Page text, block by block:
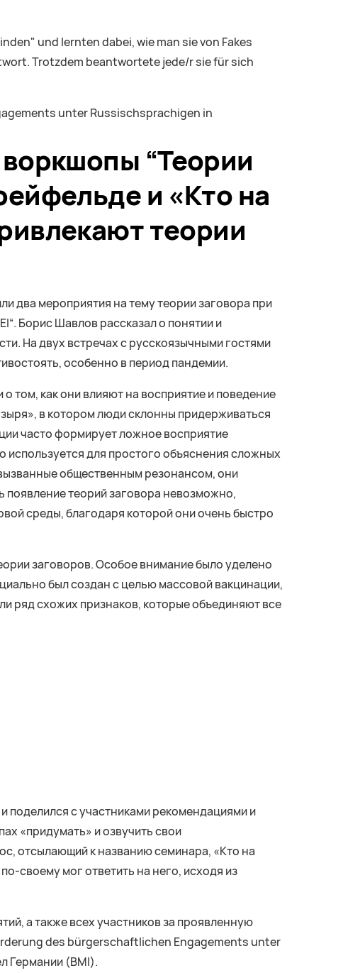
und lernten dabei, wie man sie von Fakes
Trotzdem beantwortete jede/r sie für sich
unter Russischsprachigen in
воркшопы “Теории
и «Кто на
теории
два мероприятия на тему теории заговора при
Борис Шавлов рассказал о понятии и
На двух встречах с русскоязычными гостями
особенно в период пандемии.
том, как они влияют на восприятие и поведение
в котором люди склонны придерживаться
часто формирует ложное восприятие
для простого объяснения сложных
общественным резонансом, они
появление теорий заговора невозможно,
среды, благодаря которой они очень быстро
заговоров. Особое внимание было уделено
был создан с целью массовой вакцинации,
ряд схожих признаков, которые объединяют все
поделился с участниками рекомендациями и
«придумать» и озвучить свои
отсылающий к названию семинара, «Кто на
своему мог ответить на него, исходя из
а также всех участников за проявленную
des bürgerschaftlichen Engagements unter
Германии (BMI).